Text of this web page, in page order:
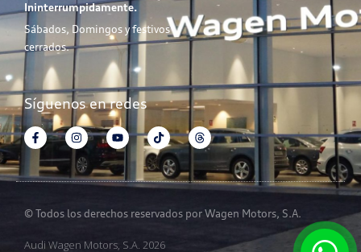
Ininterrumpidamente.
Sábados, Domingos y festivos
cerrados.
Síguenos en redes
© Todos los derechos reservados por Wagen Motors, S.A.
Audi Wagen Motors, S.A. 2026